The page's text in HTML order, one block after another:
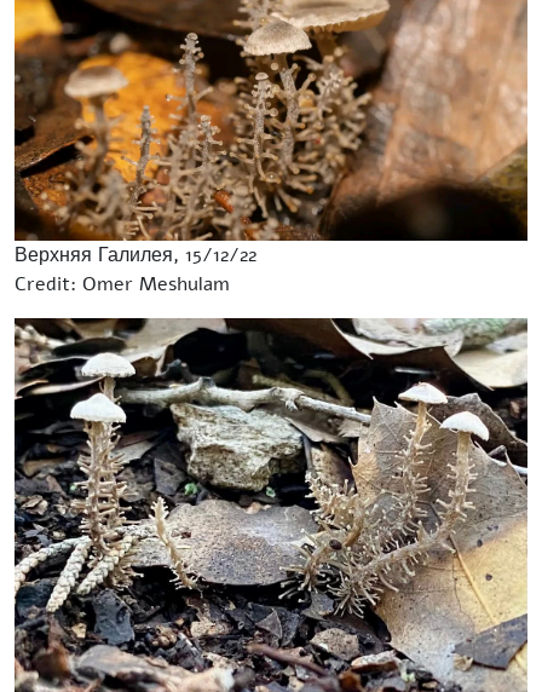
Верхняя Галилея, 15/12/22
Credit: Omer Meshulam